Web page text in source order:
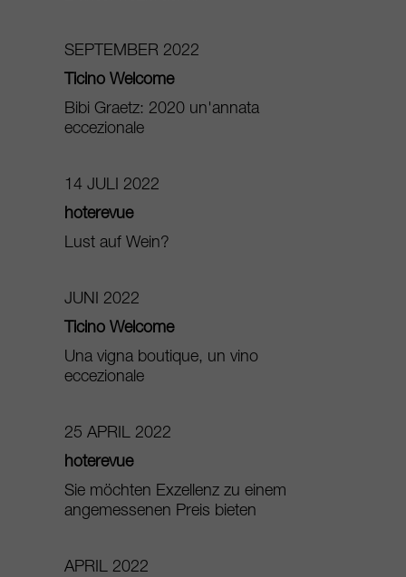
SEPTEMBER 2022
Ticino Welcome
Bibi Graetz: 2020 un'annata
eccezionale
14 JULI 2022
hoterevue
Lust auf Wein?
JUNI 2022
Ticino Welcome
Una vigna boutique, un vino
eccezionale
25 APRIL 2022
hoterevue
Sie möchten Exzellenz zu einem
angemessenen Preis bieten
APRIL 2022